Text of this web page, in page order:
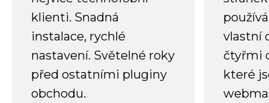
klienti. Snadná
instalace, rychlé
nastavení. Světelné roky
před ostatními pluginy
obchodu.
vlastní
čtyřmi
které